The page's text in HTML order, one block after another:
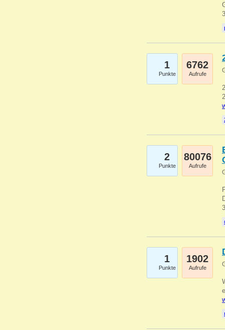
1
Punkte
6762
Aufrufe
2
Punkte
80076
Aufrufe
1
Punkte
1902
Aufrufe